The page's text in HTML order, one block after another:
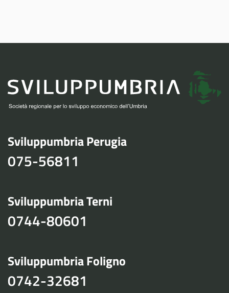
Sviluppumbria Perugia
075-56811
Sviluppumbria Terni
0744-80601
Sviluppumbria Foligno
0742-32681